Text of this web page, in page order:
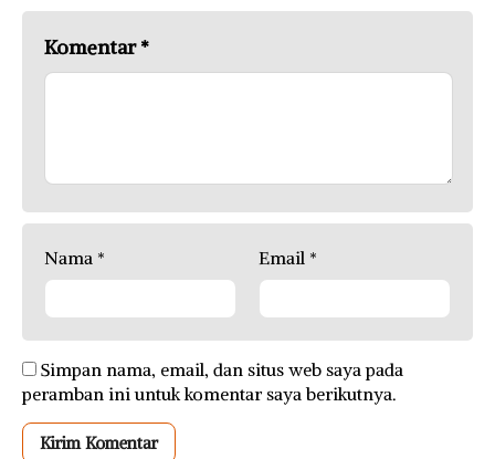
Komentar*
Nama * Email *
Simpan nama, email, dan situs web saya pada
peramban ini untuk komentar saya berikutnya.